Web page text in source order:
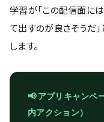
学習が「この配信面に
て出すのが良さそうだ」
します。
📢 アプリキャンペ
内アクション）